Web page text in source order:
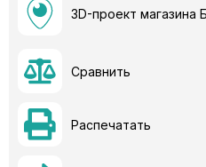
3D-проект
Сравнить
Распечатать